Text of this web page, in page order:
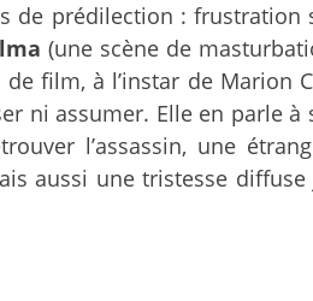
de prédilection :
(une scène de
film, à l’instar de Marion
ni assumer. Elle en parle
l’assassin, une
aussi une tristesse